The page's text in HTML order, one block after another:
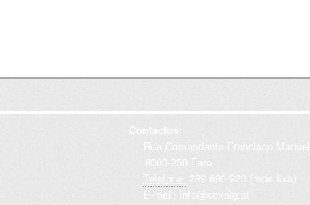
Contactos:
Rua Comandante Francisco Manuel
8000-250 Faro
Telefone: 289 890 920 (rede fixa)
E-mail: info@ccvalg.pt